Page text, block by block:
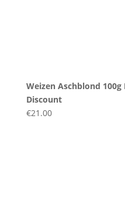
Weizen Aschblond 100g
Discount
€21.00